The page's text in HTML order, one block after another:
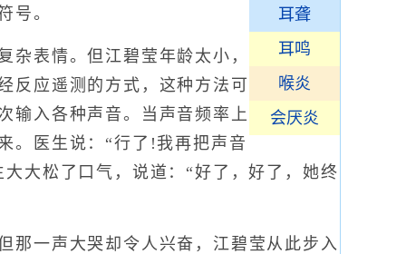
耳聋
耳鸣
喉炎
会厌炎
号。
表情。但江碧莹年龄太小，
反应遥测的方式，这种方法可
输入各种声音。当声音频率上
。医生说：“行了!我再把声音
大松了口气，说道：“好了，好了，她终
一声大哭却令人兴奋，江碧莹从此步入